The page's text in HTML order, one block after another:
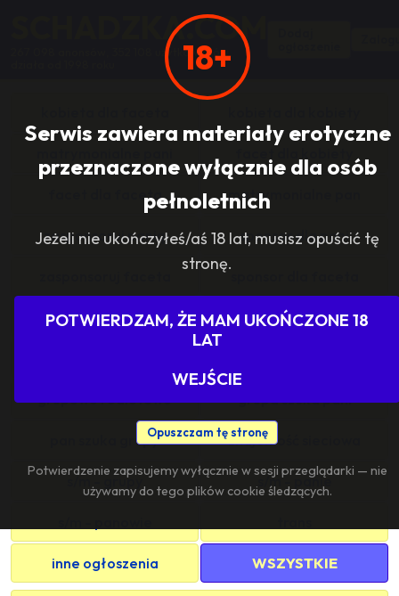
18+
Serwis zawiera materiały erotyczne
przeznaczone wyłącznie dla osób
pełnoletnich
Jeżeli nie ukończyłeś/aś 18 lat, musisz opuścić tę
stronę.
POTWIERDZAM, ŻE MAM UKOŃCZONE 18
LAT
WEJŚCIE
Opuszczam tę stronę
Potwierdzenie zapisujemy wyłącznie w sesji przeglądarki — nie
używamy do tego plików cookie śledzących.
SCHADZKA.COM
267 098 anonsów, 352 108 użytkowników,
facet dla faceta matrymonialne pan
zasponsoruj panią sponsor dla pani
sponsoring grupy agencje towarzyskie
grupowo i odlotowo grupa szuka pani
pan szuka grupy znajomość sieciowa
s/m - grupy s/m - panie
inne ogłoszenia WSZYSTKIE